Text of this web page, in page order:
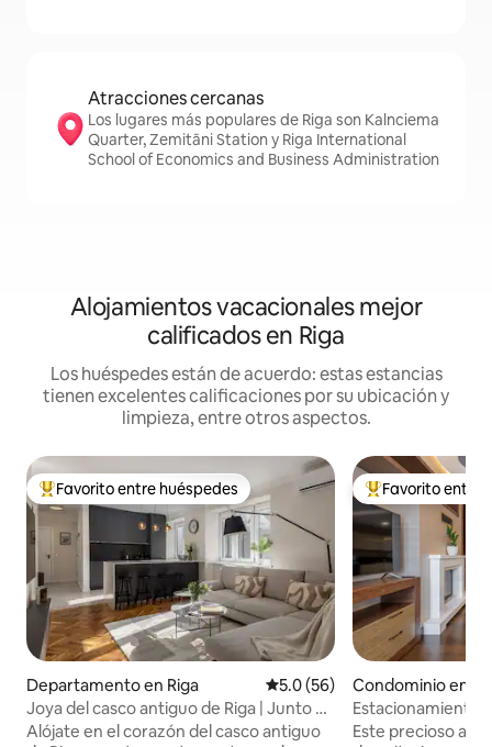
Atracciones cercanas
Los lugares más populares de Riga son Kalnciema
Quarter, Zemitāni Station y Riga International
School of Economics and Business Administration
Alojamientos vacacionales mejor
calificados en Riga
Los huéspedes están de acuerdo: estas estancias
tienen excelentes calificaciones por su ubicación y
limpieza, entre otros aspectos.
De los mejores en Favorito entre huéspedes
Favorito entre huéspedes
Departamento en Riga Calificación promedio: 5.0 de
5.0 (56)
Joya del casco antiguo de Riga | Junto a
la iglesia de San Pedro | Aire
Alójate en el corazón del casco antiguo
De los mejores
Favorito entre
Condominio en
Estacionamiento
de los huéspedes |
Este precioso